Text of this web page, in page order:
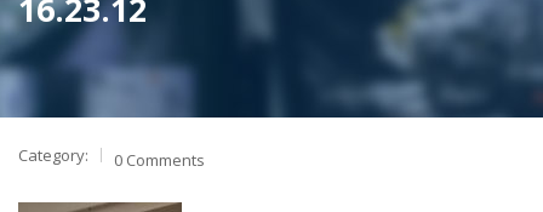
工程個案
聯絡我們
16.23.12
Category: 0 Comments